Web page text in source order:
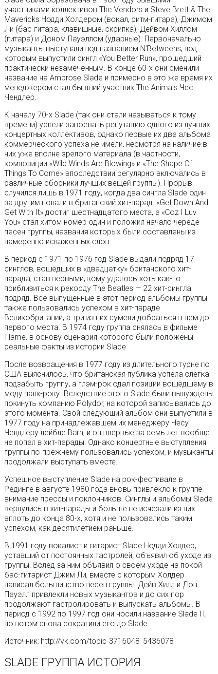
участниками коллективов The Vendors и Steve Brett & The
Mavericks Нодди Холдером (вокал, ритм-гитара), Джимом
Ли (бас-гитара, клавишные, скрипка), Дейвом Хиллом
(гитара) и Доном Пауэллом (ударные). Первоначально
музыканты выступали под названием N’Betweens, под
которым выпустили сингл «You Better Run», прошедший
практически незамеченным. В конце 60-х они сменили
название на Ambrose Slade и примерно в это же время их
менеджером стал бывший участник The Animals Чес
Чендлер.
К началу 70-х Slade (так они стали называться к тому
времени) успели завоевать репутацию одного из лучших
концертных коллективов, однако первые их два альбома
коммерческого успеха не имели, несмотря на наличие в
них уже вполне зрелого материала (в частности,
композиции «Wild Winds Are Blowing» и «The Shape Of
Things To Come» впоследствии регулярно включались в
различные сборники лучших вещей группы). Прорыв
случился лишь в 1971 году, когда два сингла Slade один
за другим попали в британский хит-парад: «Get Down And
Get With It» достиг шестнадцатого места, а «Coz I Luv
You» стал хитом номер один и положил начало череде
песен группы, названия которых были составлены из
намеренно искаженных слов.
В период с 1971 по 1976 год Slade выдали подряд 17
синглов, вошедших в «двадцатку» британского хит-
парада, став первыми, кому удалось хоть как-то
приблизиться к рекорду The Beatles — 22 хит-сингла
подряд. Все выпущенные в этот период альбомы группы
также пользовались успехом в хит-параде
Великобритании, а три из них сумели добраться в нем до
первого места. В 1974 году группа снялась в фильме
Flame, в основу сценария которого были положены
реальные факты из истории Slade.
После возвращения в 1977 году из длительного турне по
США выяснилось, что британская публика успела слегка
подзабыть группу, а глэм-рок сдал позиции вошедшему в
моду панк-року. Вследствие этого Slade были вынуждены
покинуть компанию Polydor, на которой записывались до
этого момента. Свой следующий альбом они выпустили в
1977 году на принадлежавшем их менеджеру Чесу
Чендлеру лейбле Barn, и он впервые за семь лет вообще
не попал в хит-парады. Однако концертные выступления
группы по-прежнему пользовались успехом, и музыканты
продолжали выступать вместе.
Успешное выступление Slade на рок-фестивале в
Рединге в августе 1980 года вновь привлекло к группе
внимание прессы и поклонников. Синглы и альбомы Slade
вернулись в хит-парады и больше не исчезали из них
вплоть до конца 80-х, хотя и не пользовались таким
успехом, как десятилетием раньше.
В 1991 году вокалист и гитарист Slade Нодди Холдер,
уставший от постоянных гастролей, объявил об уходе из
группы. Вслед за ним объявил о своем уходе на покой
бас-гитарист Джим Ли, вместе с которым Холдер
написал большинство песен группы. Дейв Хилл и Дон
Пауэлл привлекли новых музыкантов и до сих пор
продолжают гастролировать и выпускать альбомы. В
период с 1992 по 1997 год они носили название Slade II,
но потом снова сократили его до Slade.
Источник: http://vk.com/topic-3716048_5436078
SLADE ГРУППА ИСТОРИЯ